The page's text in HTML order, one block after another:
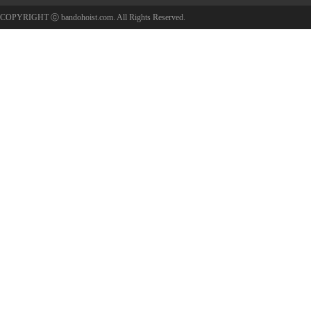
COPYRIGHT ⓒ bandohoist.com. All Rights Reserved.